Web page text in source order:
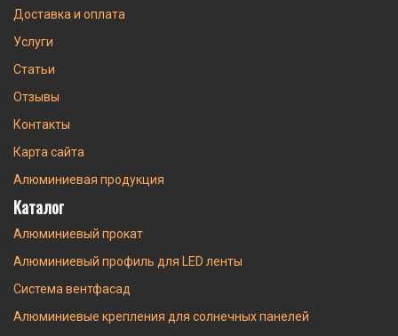
Доставка и оплата
Услуги
Статьи
Отзывы
Контакты
Карта сайта
Алюминиевая продукция
Каталог
Алюминиевый прокат
Алюминиевый профиль для LED ленты
Система вентфасад
Алюминиевые крепления для солнечных панелей